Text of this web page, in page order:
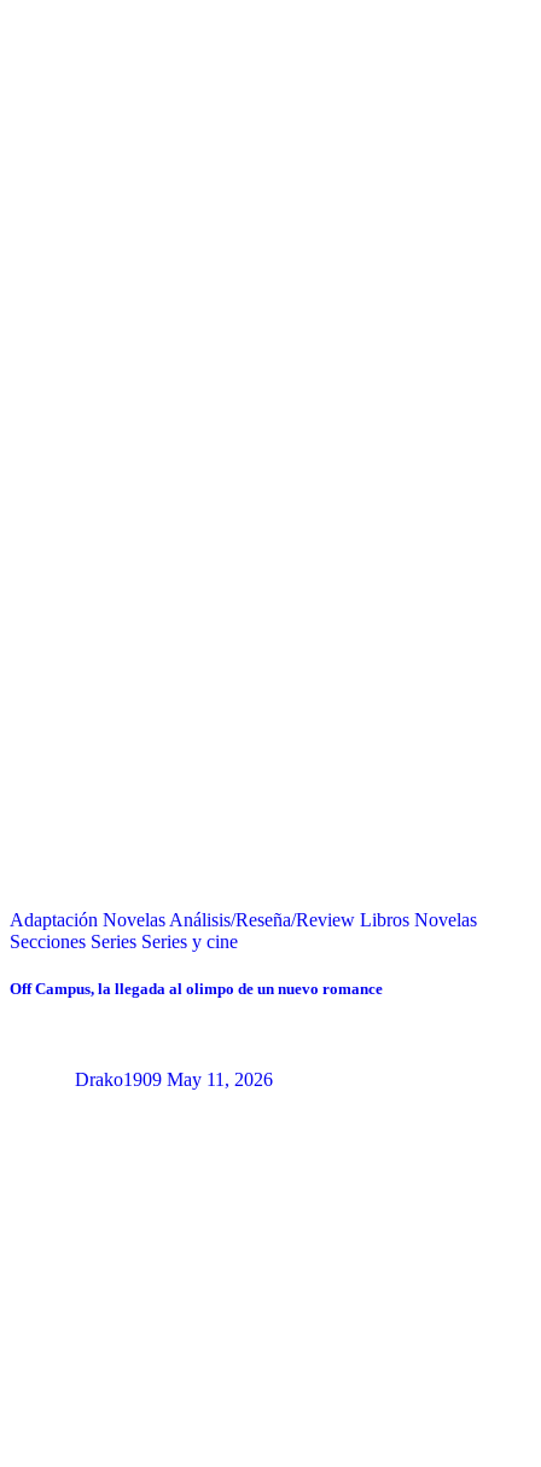
Adaptación Novelas Análisis/Reseña/Review Libros Novelas
Secciones Series Series y cine
Off Campus, la llegada al olimpo de un nuevo romance
Drako1909 May 11, 2026